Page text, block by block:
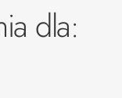
dla: